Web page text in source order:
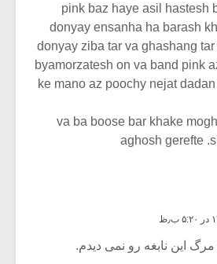
pink baz haye asil hastesh
donyay ensanha ha barash
donyay ziba tar va ghashang
byamorzatesh on va band pink
ke mano az poochy nejat
va ba boose bar khake
aghosh gerefte
این نابغه رو نمی دیدم.